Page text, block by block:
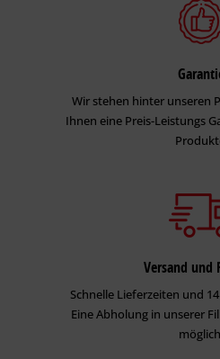
Wir stehen hinter unseren
Ihnen eine Preis-Leistungs
Versand und
Schnelle Lieferzeiten und
Eine Abholung in unserer